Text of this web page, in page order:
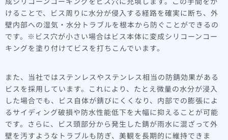
けることで、ビス周りに水分が侵入する経路を確実に断ち、外
壁内部への湿気・水分トラブルを根本から防ぐことができるの
です。※ビス穴が小さい場合はビス本体に変成シリコーンコー
キングを塗り付けてビスを打ちこんでいます。
また、当社ではステンレスやステンレス相当の防錆効果がある
ビスを採用しています。これにより、たとえ微量の水分が浸入
した場合でも、ビス自体が錆びにくくなり、内部での膨張によ
るサイディング破損や防水性能低下を大幅に抑えることが可能
です。さらに、ビス頭部分から発生した錆が雨水に混ざって外
壁を汚すようなトラブルも防ぎ、美観を長期的に維持できま